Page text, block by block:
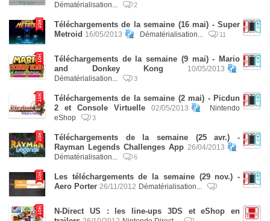
Dématérialisation...
2
Téléchargements de la semaine (16 mai) - Super
Metroid 16/05/2013 Dématérialisation... 11
Téléchargements de la semaine (9 mai) - Mario
and Donkey Kong
10/05/2013
Dématérialisation...
3
Téléchargements de la semaine (2 mai) - Picdun
2 et Console Virtuelle
02/05/2013
Nintendo
eShop
3
Téléchargements de la semaine (25 avr.) -
Rayman Legends Challenges App 26/04/2013
Dématérialisation...
6
Les téléchargements de la semaine (29 nov.) -
Aero Porter 26/11/2012 Dématérialisation...
N-Direct US : les line-ups 3DS et eShop en